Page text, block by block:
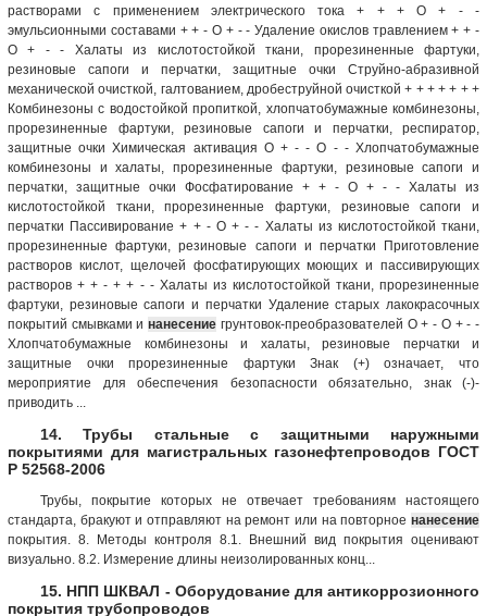
растворами с применением электрического тока + + + О + - -
эмульсионными составами + + - О + - - Удаление окислов травлением + + -
О + - - Халаты из кислотостойкой ткани, прорезиненные фартуки,
резиновые сапоги и перчатки, защитные очки Струйно-абразивной
механической очисткой, галтованием, дробеструйной очисткой + + + + + + +
Комбинезоны с водостойкой пропиткой, хлопчатобумажные комбинезоны,
прорезиненные фартуки, резиновые сапоги и перчатки, респиратор,
защитные очки Химическая активация О + - - О - - Хлопчатобумажные
комбинезоны и халаты, прорезиненные фартуки, резиновые сапоги и
перчатки, защитные очки Фосфатирование + + - О + - - Халаты из
кислотостойкой ткани, прорезиненные фартуки, резиновые сапоги и
перчатки Пассивирование + + - О + - - Халаты из кислотостойкой ткани,
прорезиненные фартуки, резиновые сапоги и перчатки Приготовление
растворов кислот, щелочей фосфатирующих моющих и пассивирующих
растворов + + - + + - - Халаты из кислотостойкой ткани, прорезиненные
фартуки, резиновые сапоги и перчатки Удаление старых лакокрасочных
покрытий смывками инанесение грунтовок-преобразователей О + - О + - -
Хлопчатобумажные комбинезоны и халаты, резиновые перчатки и
защитные очки прорезиненные фартуки Знак (+) означает, что
мероприятие для обеспечения безопасности обязательно, знак (-)-
приводить ...
14. Трубы стальные с защитными наружными
покрытиями для магистральных газонефтепроводов ГОСТ
Р 52568-2006
Трубы, покрытие которых не отвечает требованиям настоящего
стандарта, бракуют и отправляют на ремонт или на повторное нанесение
покрытия. 8. Методы контроля 8.1. Внешний вид покрытия оценивают
визуально. 8.2. Измерение длины неизолированных конц...
15. НПП ШКВАЛ - Оборудование для антикоррозионного
покрытия трубопроводов